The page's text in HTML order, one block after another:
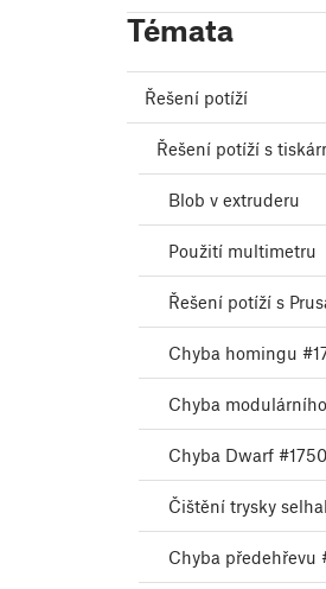
Témata
Řešení potíží
Řešení potíží s
Blob v extruderu
Použití multimetru
Řešení potíží s
Chyba homingu
Chyba
Chyba Dwarf
Čištění trysky
Chyba předehřevu